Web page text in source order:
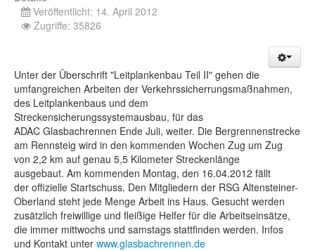
Veröffentlicht: 14. April 2012
Zugriffe: 35826
Unter der Überschrift "Leitplankenbau Teil II" gehen die
umfangreichen Arbeiten der Verkehrssicherrungsmaßnahmen,
des Leitplankenbaus und dem
Streckensicherungssystemausbau, für das
ADAC Glasbachrennen Ende Juli, weiter. Die Bergrennenstrecke
am Rennsteig wird in den kommenden Wochen Zug um Zug
von 2,2 km auf genau 5,5 Kilometer Streckenlänge
ausgebaut. Am kommenden Montag, den 16.04.2012 fällt
der offizielle Startschuss. Den Mitgliedern der RSG Altensteiner-
Oberland steht jede Menge Arbeit ins Haus. Gesucht werden
zusätzlich freiwillige und fleißige Helfer für die Arbeitseinsätze,
die immer mittwochs und samstags stattfinden werden. Infos
und Kontakt unter www.glasbachrennen.de